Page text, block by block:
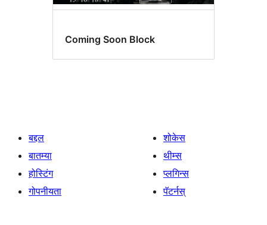
Coming Soon Block
बद्दल
बातम्या
होस्टिंग
गोपनीयता
शोकेस
थीम्स
प्लगिन्स
पॅटर्नस्